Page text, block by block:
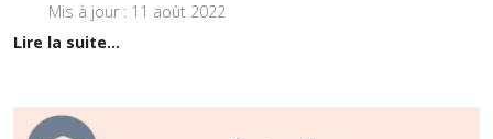
Mis à jour : 11 août 2022
Lire la suite...